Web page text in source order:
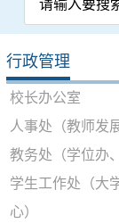
行政管理
校长办公室
人事处（教师发
教务处（学位办
学生工作处（大
心）